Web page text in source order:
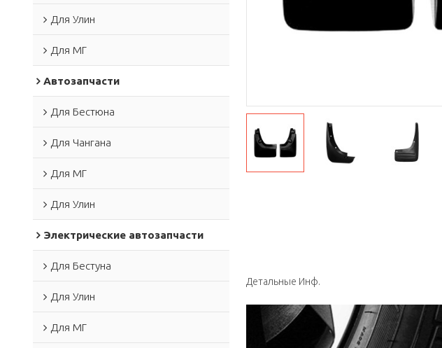
Для Улин
Для МГ
Автозапчасти
Для Бестюна
Для Чангана
Для МГ
Для Улин
Электрические автозапчасти
Для Бестуна
Для Улин
Для МГ
Детальные Инф.